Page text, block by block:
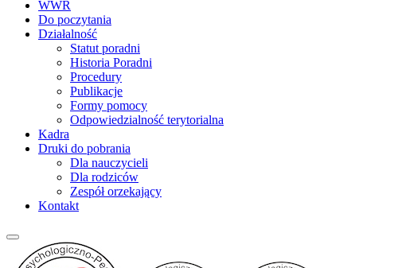
WWR
Do poczytania
Działalność
Statut poradni
Historia Poradni
Procedury
Publikacje
Formy pomocy
Odpowiedzialność terytorialna
Kadra
Druki do pobrania
Dla nauczycieli
Dla rodziców
Zespół orzekający
Kontakt